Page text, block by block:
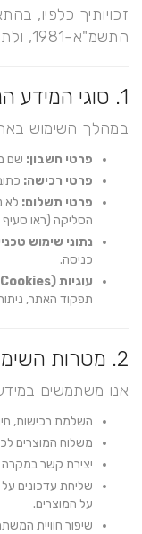
זכויותיך כלפיו,
התשמ"א-1981, ולתיקון 13 לחוק.
1. סוגי המידע הנאסף
במהלך השימוש
פרטי חשבון: שם
פרטי רכישה:
פרטי תשלום: לא
הסליקה (ראו סעיף 4).
נתוני שימוש
כניסה.
עוגיות (Cookies):
תפקוד האתר, ניתוח
2. מטרות השימוש במידע
אנו משתמשים
השלמת רכישות,
משלוח המוצרים
יצירת קשר
שליחת עדכונים
על המוצרים.
שיפור חוויית